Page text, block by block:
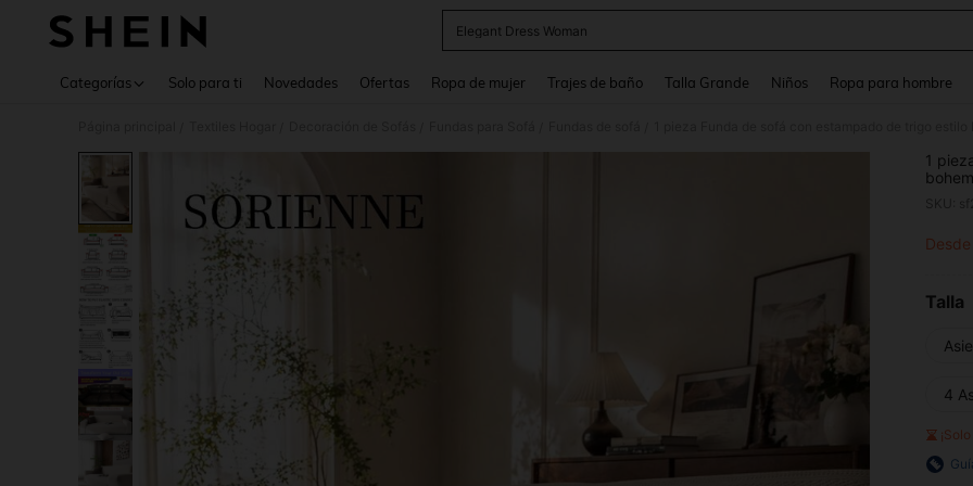
Elegant Dress Woman
Categorías Solo para ti Novedades Ofertas Ropa de mujer Trajes de baño Talla Grande Niños Ropa para hombre
1
de
1, 2,
todas
Desde
Talla
4